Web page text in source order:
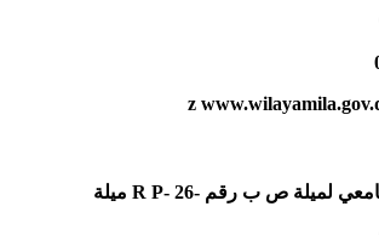
z
لميلة ص ب رقم -26 R P- ميلة